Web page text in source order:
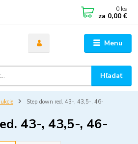
Menu
Hľadať
0 ks
za 0,00 €
Step down red. 43-, 43,5-, 46-
43-, 43,5-, 46-